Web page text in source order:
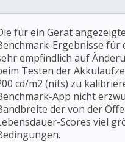
für ein Gerät
Ergebnisse für
empfindlich auf
Testen der
cd/m2 (nits) zu
App nicht
der von der
Scores viel